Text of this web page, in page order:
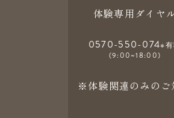
体験専用ダイヤ
0570-550-074※
(9:00~18:00)
※体験関連のみのご